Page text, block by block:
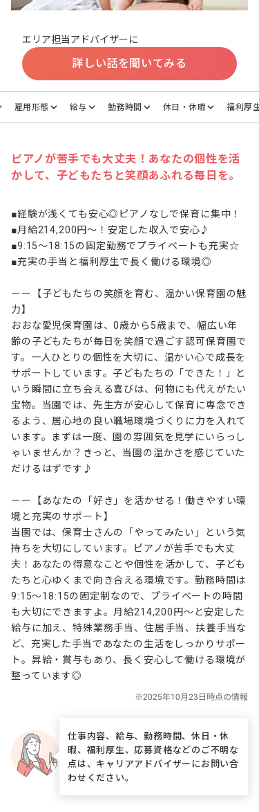
エリア担当アドバイザーに
詳しい話を聞いてみる
雇用形態 給与 勤務時間 休日・休暇 福利厚生
ピアノが苦手でも大丈夫！あなたの個性を活
かして、子どもたちと笑顔あふれる毎日を。
■経験が浅くても安心◎ピアノなしで保育に集中！
■月給214,200円～！安定した収入で安心♪
■9:15～18:15の固定勤務でプライベートも充実☆
■充実の手当と福利厚生で長く働ける環境◎
ーー【子どもたちの笑顔を育む、温かい保育園の魅
力】
おおな愛児保育園は、0歳から5歳まで、幅広い年
齢の子どもたちが毎日を笑顔で過ごす認可保育園で
す。一人ひとりの個性を大切に、温かい心で成長を
サポートしています。子どもたちの「できた！」と
いう瞬間に立ち会える喜びは、何物にも代えがたい
宝物。当園では、先生方が安心して保育に専念でき
るよう、居心地の良い職場環境づくりに力を入れて
います。まずは一度、園の雰囲気を見学にいらっし
ゃいませんか？きっと、当園の温かさを感じていた
だけるはずです♪
ーー【あなたの「好き」を活かせる！働きやすい環
境と充実のサポート】
当園では、保育士さんの「やってみたい」という気
持ちを大切にしています。ピアノが苦手でも大丈
夫！あなたの得意なことや個性を活かして、子ども
たちと心ゆくまで向き合える環境です。勤務時間は
9:15～18:15の固定制なので、プライベートの時間
も大切にできますよ。月給214,200円～と安定した
給与に加え、特殊業務手当、住居手当、扶養手当な
ど、充実した手当であなたの生活をしっかりサポー
ト。昇給・賞与もあり、長く安心して働ける環境が
整っています◎
仕事内容、給与、勤務時間、休日・休
暇、福利厚生、応募資格などのご不明な
点は、キャリアアドバイザーにお問い合
わせください。